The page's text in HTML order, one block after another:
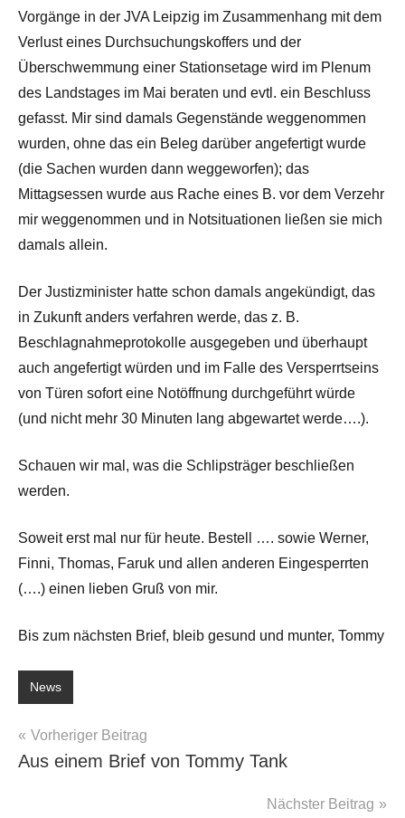
Vorgänge in der JVA Leipzig im Zusammenhang mit dem
Verlust eines Durchsuchungskoffers und der
Überschwemmung einer Stationsetage wird im Plenum
des Landstages im Mai beraten und evtl. ein Beschluss
gefasst. Mir sind damals Gegenstände weggenommen
wurden, ohne das ein Beleg darüber angefertigt wurde
(die Sachen wurden dann weggeworfen); das
Mittagsessen wurde aus Rache eines B. vor dem Verzehr
mir weggenommen und in Notsituationen ließen sie mich
damals allein.
Der Justizminister hatte schon damals angekündigt, das
in Zukunft anders verfahren werde, das z. B.
Beschlagnahmeprotokolle ausgegeben und überhaupt
auch angefertigt würden und im Falle des Versperrtseins
von Türen sofort eine Notöffnung durchgeführt würde
(und nicht mehr 30 Minuten lang abgewartet werde….).
Schauen wir mal, was die Schlipsträger beschließen
werden.
Soweit erst mal nur für heute. Bestell …. sowie Werner,
Finni, Thomas, Faruk und allen anderen Eingesperrten
(….) einen lieben Gruß von mir.
Bis zum nächsten Brief, bleib gesund und munter, Tommy
News
Beitragsnavigation
Vorheriger Beitrag
Aus einem Brief von Tommy Tank
Nächster Beitrag